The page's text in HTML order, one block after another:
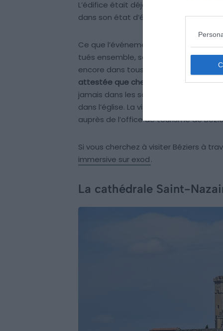
L’édifice était déjà là en 1209. C’est
dans son état d’époque, ou presque.
Ce que l’événement dit aussi, et que
tués ensemble, sans distinction. La
encore dans tous les récits sur le
attestée que chez Césaire de
jamais dans les sources locales
dans l’église. La visite libre et gratuite
auprès de l’office de tourisme de
Si vous cherchez à visiter Béziers à
immersive sur exod.
La cathédrale Saint-